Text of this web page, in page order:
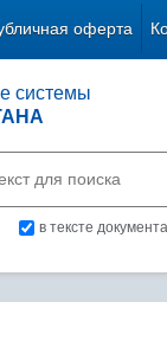
оферта
системы
в тексте документа